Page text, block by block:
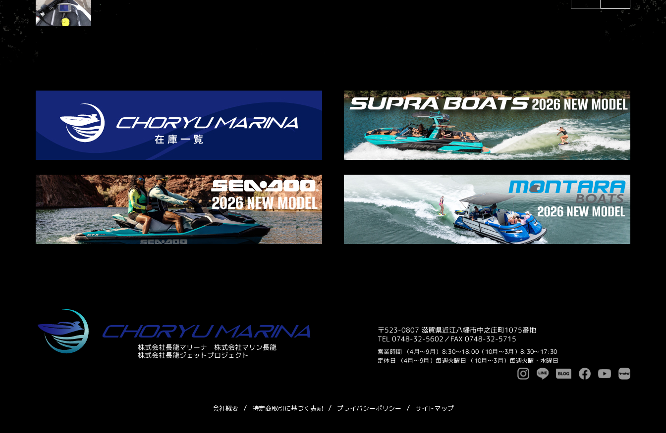
株式会社長龍マリーナ株式会社マリン長龍
株式会社長龍ジェットプロジェクト
〒523-0807 滋賀県近江八幡市中之庄町1075番地
TEL 0748-32-5602／FAX 0748-32-5715
営業時間 （4月～9月）8:30～18:00 （10月～3月）8:30～17:30
定休日 （4月～9月）毎週火曜日 （10月～3月）毎週火曜・水曜日
会社概要 特定商取引に基づく表記 プライバシーポリシー サイトマップ